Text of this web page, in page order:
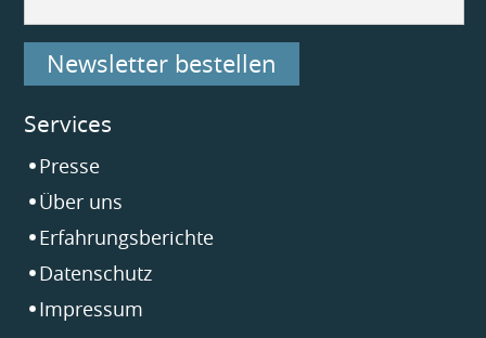
Newsletter bestellen
Services
Navigation
überspringen
Presse
Über uns
Erfahrungsberichte
Datenschutz
Impressum